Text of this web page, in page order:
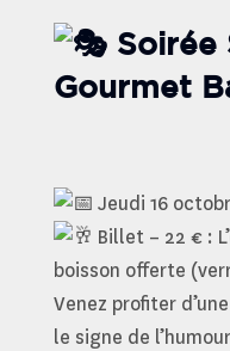
Soirée
Gourmet
Jeudi 16
Billet – 22 € :
boisson offerte
Venez profiter
le signe de